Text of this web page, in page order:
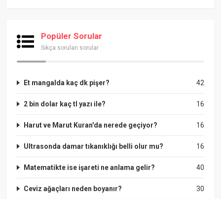
Popüler Sorular
Sıkça sorulan sorular
42
Et mangalda kaç dk pişer?
16
2 bin dolar kaç tl yazı ile?
16
Harut ve Marut Kuran'da nerede geçiyor?
16
Ultrasonda damar tıkanıklığı belli olur mu?
40
Matematikte ise işareti ne anlama gelir?
30
Ceviz ağaçları neden boyanır?